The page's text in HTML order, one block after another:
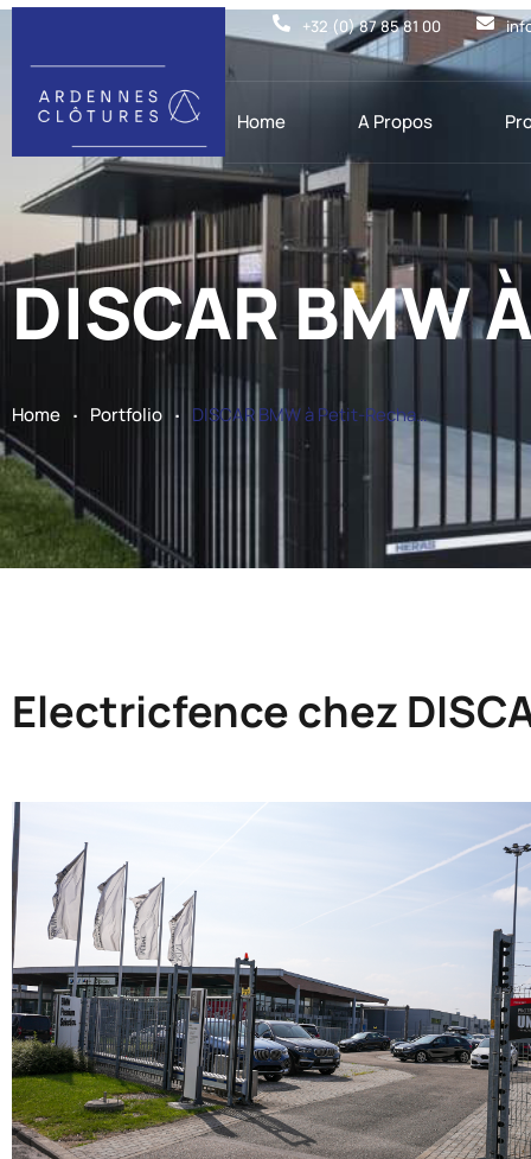
+32 (0) 87 85 81 00
Home A Propos
DISCAR BMW
Home . Portfolio . DISCAR BMW à Petit-Rechain
Electricfence chez